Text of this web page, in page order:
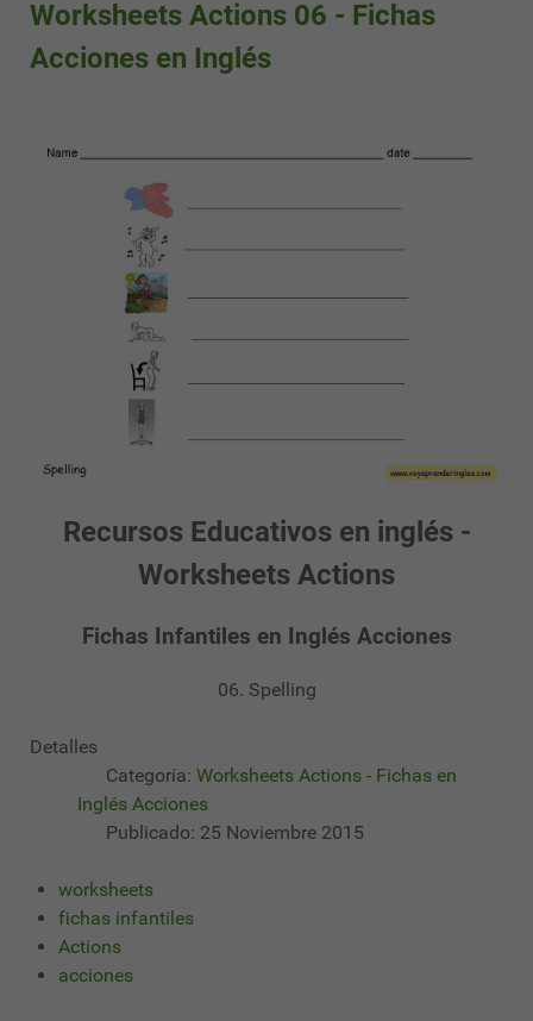
Worksheets Actions 06 - Fichas
Acciones en Inglés
Recursos Educativos en inglés -
Worksheets Actions
Fichas Infantiles en Inglés Acciones
06. Spelling
Detalles
Categoría: Worksheets Actions - Fichas en
Inglés Acciones
Publicado: 25 Noviembre 2015
worksheets
fichas infantiles
Actions
acciones